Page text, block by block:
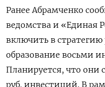
Ранее Абрамченко
ведомства и «Единая
включить в
образование восьми
Планируется, что они
руб. инвестиций. В